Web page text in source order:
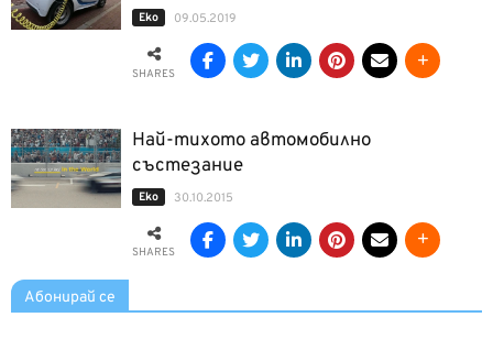
Еко 09.05.2019
SHARES
Най-тихото автомобилно
състезание
Еко 30.10.2015
SHARES
Абонирай се